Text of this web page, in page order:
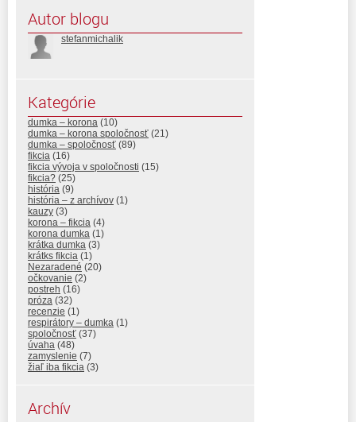
Autor blogu
stefanmichalik
Kategórie
dumka – korona (10)
dumka – korona spoločnosť (21)
dumka – spoločnosť (89)
fikcia (16)
fikcia vývoja v spoločnosti (15)
fikcia? (25)
história (9)
história – z archívov (1)
kauzy (3)
korona – fikcia (4)
korona dumka (1)
krátka dumka (3)
krátks fikcia (1)
Nezaradené (20)
očkovanie (2)
postreh (16)
próza (32)
recenzie (1)
respirátory – dumka (1)
spoločnosť (37)
úvaha (48)
zamyslenie (7)
žiaľ iba fikcia (3)
Archív